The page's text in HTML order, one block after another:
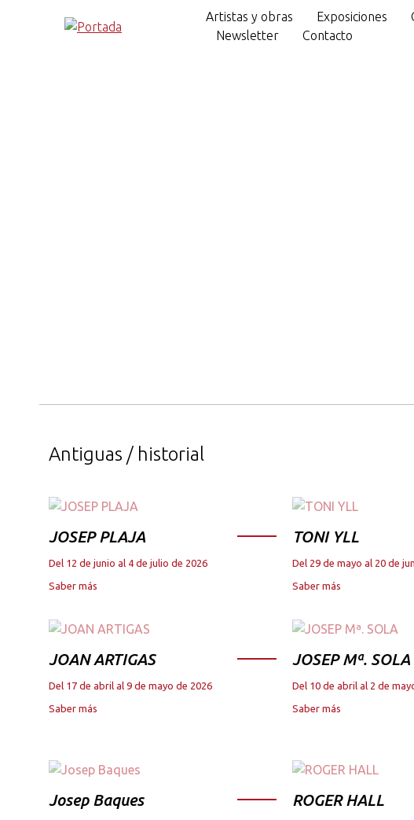
Artistas y obras Exposiciones
Newsletter
Contacto
Antiguas / historial
JOSEP PLAJA
Del 12 de junio al 4 de julio de 2026
Saber más
TONI YLL
Del 29 de mayo al 20 de
Saber más
JOAN ARTIGAS
Del 17 de abril al 9 de mayo de 2026
Saber más
JOSEP Mª. SOLA
Del 10 de abril al 2 de
Saber más
Josep Baques ROGER HALL